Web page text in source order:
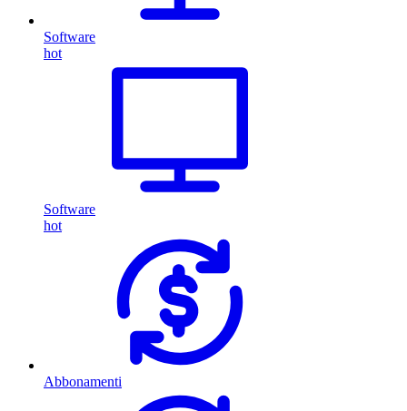
Software
hot
Software
hot
Abbonamenti